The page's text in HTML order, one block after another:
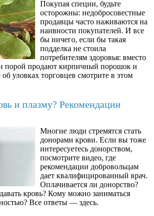
Покупая специи, будьте
осторожны: недобросовестные
продавцы часто наживаются на
наивности покупателей. И все
бы ничего, если бы такая
подделка не стоила
потребителям здоровья: вместо
порой продают кирпичный порошок и
уловках торговцев смотрите в этом
и плазму? Рекомендации
Многие люди стремятся стать
донорами крови. Если вы тоже
интересуетесь донорством,
посмотрите видео, где
рекомендации добровольцам
дает квалифицированный врач.
Оплачивается ли донорство?
кровь? Кому можно заниматься
Все ответы — здесь.